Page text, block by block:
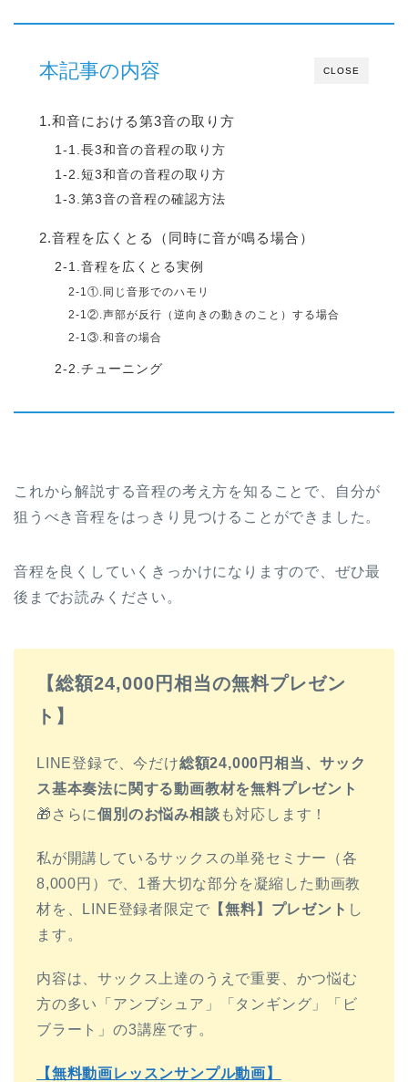
CLOSE
本記事の内容
1.和音における第3音の取り方
1-1.長3和音の音程の取り方
1-2.短3和音の音程の取り方
1-3.第3音の音程の確認方法
2.音程を広くとる（同時に音が鳴る場合）
2-1.音程を広くとる実例
2-1①.同じ音形でのハモリ
2-1②.声部が反行（逆向きの動きのこと）する場合
2-1③.和音の場合
2-2.チューニング
これから解説する音程の考え方を知ることで、自分が
狙うべき音程をはっきり見つけることができました。
音程を良くしていくきっかけになりますので、ぜひ最
後までお読みください。
【総額24,000円相当の無料プレゼン
ト】
LINE登録で、今だけ総額24,000円相当、サック
ス基本奏法に関する動画教材を無料プレゼント
🎁さらに個別のお悩み相談 も対応します！
私が開講しているサックスの単発セミナー（各
8,000円）で、1番大切な部分を凝縮した動画教
材を、LINE登録者限定で 【無料】プレゼント し
ます。
内容は、サックス上達のうえで重要、かつ悩む
方の多い「アンブシュア」「タンギング」「ビ
ブラート」の3講座です。
【無料動画レッスンサンプル動画】